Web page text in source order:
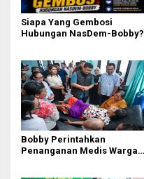
Siapa Yang Gembosi
Hubungan NasDem-Bobby?
Bobby Perintahkan
Penanganan Medis Warga